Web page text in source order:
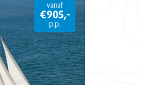
vanaf
€905,-
p.p.